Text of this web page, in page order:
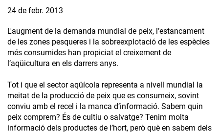
24 de febr. 2013
L'augment de la demanda mundial de peix, l’estancament
de les zones pesqueres i la sobreexplotació de les espècies
més consumides han propiciat el creixement de
l’aqüicultura en els darrers anys.
Tot i que el sector aqüícola representa a nivell mundial la
meitat de la producció de peix que es consumeix, sovint
conviu amb el recel i la manca d’informació. Sabem quin
peix comprem? És de cultiu o salvatge? Tenim molta
informació dels productes de l’hort, però què en sabem dels